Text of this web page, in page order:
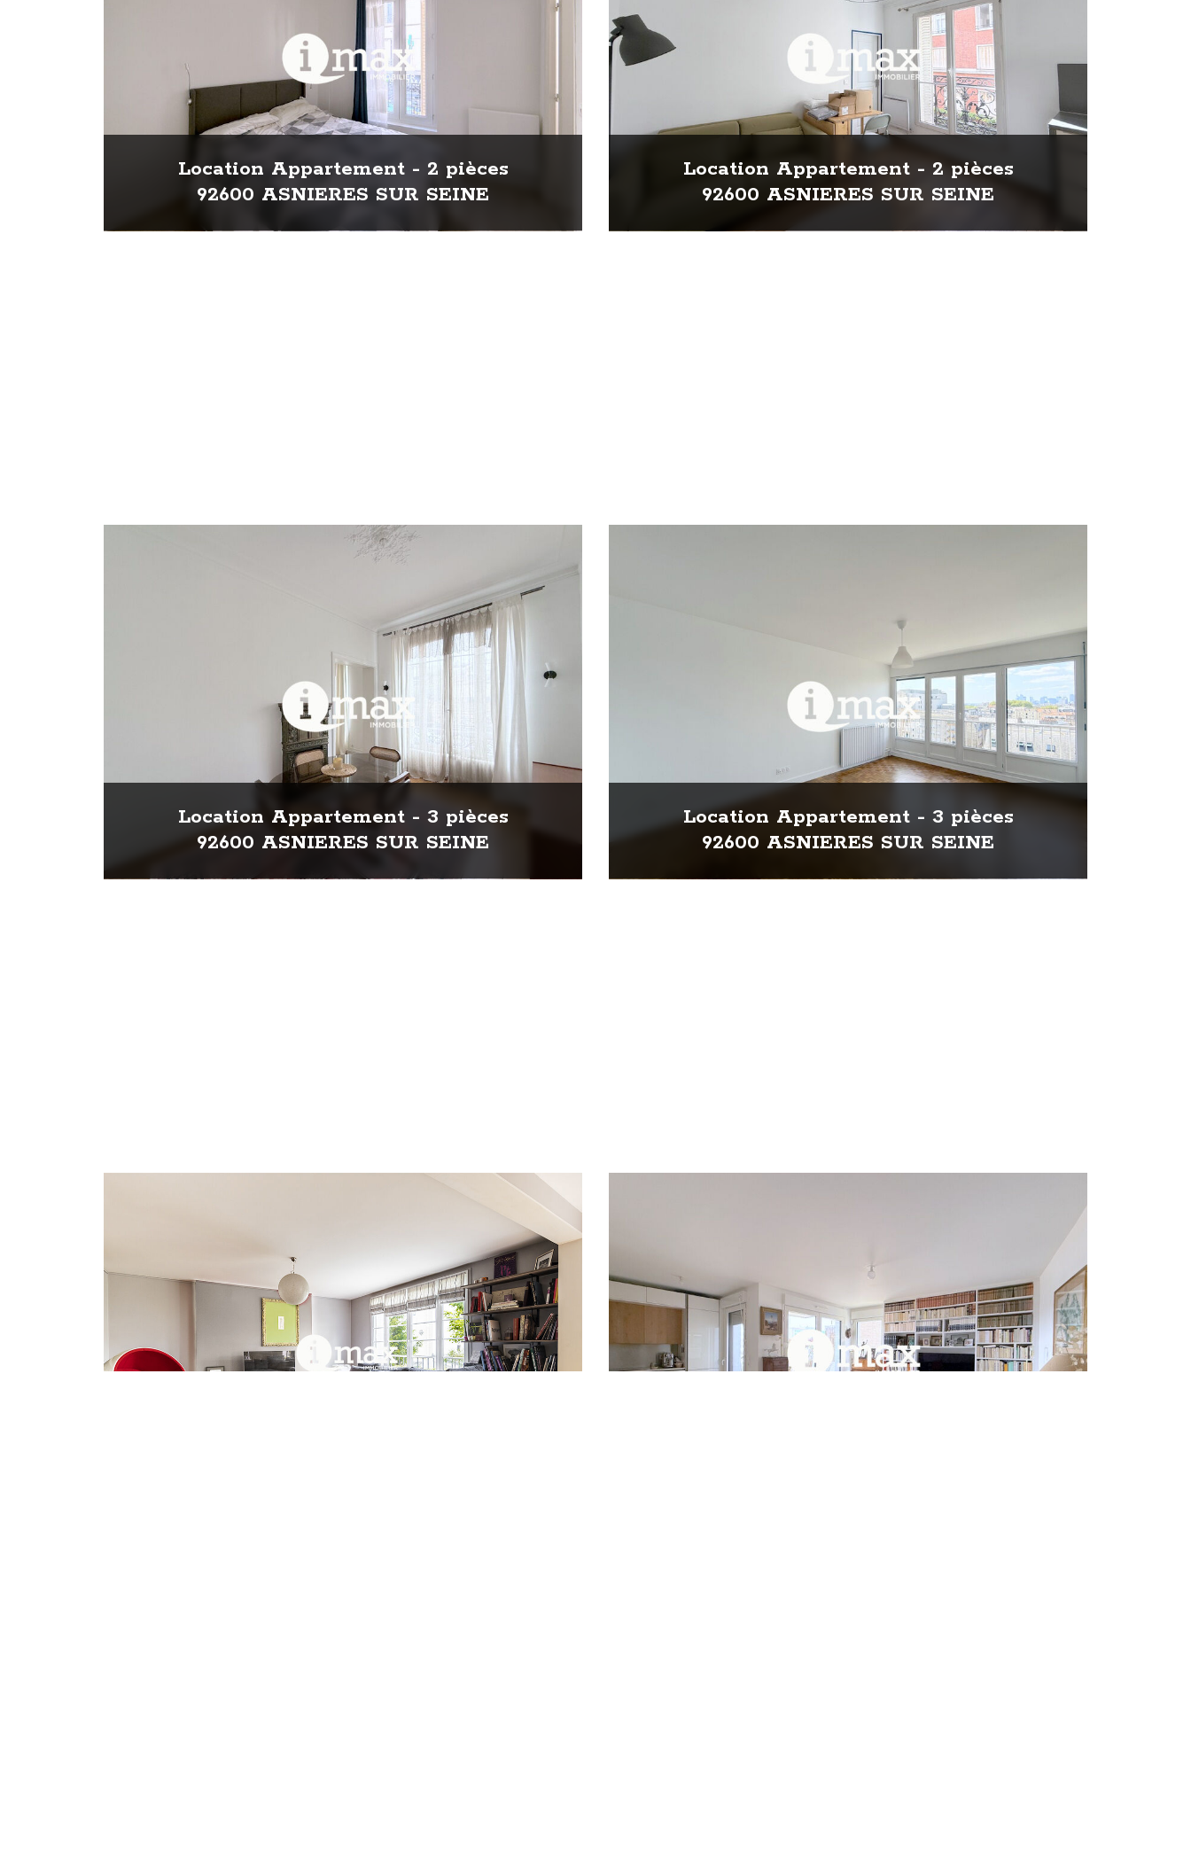
Location Appartement - 2 pièces
92600 ASNIERES SUR SEINE
Location Appartement - 2 pièces
92600 ASNIERES SUR SEINE
Location Appartement - 3 pièces
92600 ASNIERES SUR SEINE
Location Appartement - 3 pièces
92600 ASNIERES SUR SEINE